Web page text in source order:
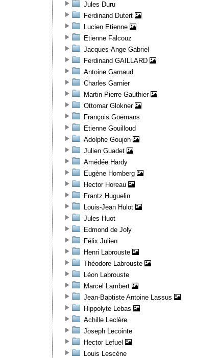
Jules Duru
Ferdinand Dutert
Lucien Etienne
Etienne Falcouz
Jacques-Ange Gabriel
Ferdinand GAILLARD
Antoine Garnaud
Charles Garnier
Martin-Pierre Gauthier
Ottomar Glokner
François Goëmans
Etienne Gouilloud
Adolphe Goujon
Julien Guadet
Amédée Hardy
Eugène Homberg
Hector Horeau
Frantz Huguelin
Louis-Jean Hulot
Jules Huot
Edmond de Joly
Félix Julien
Henri Labrouste
Théodore Labrouste
Léon Labrouste
Marcel Lambert
Jean-Baptiste Antoine Lassus
Hippolyte Lebas
Achille Leclère
Joseph Lecointe
Hector Lefuel
Louis Lescène